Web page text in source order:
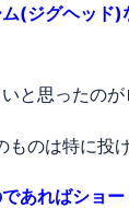
(ジグヘッド
と思ったのが
のは特に投
あればショ